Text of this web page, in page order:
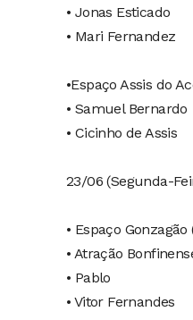
• Jonas Esticado
• Mari Fernandez
•Espaço Assis do
• Samuel Bernardo
• Cicinho de Assis
23/06 (Segunda-
• Espaço
• Atração
• Pablo
• Vitor Fernandes⁠